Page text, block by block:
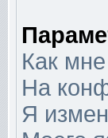
Как
На
Я